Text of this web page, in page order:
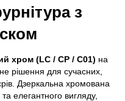
з
хром (LC / CP / C01) на
рішення для сучасних,
Дзеркальна хромована
елегантного вигляду,